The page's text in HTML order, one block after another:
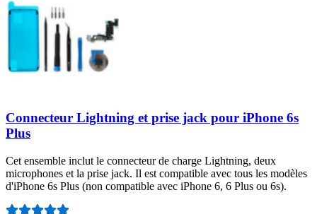
Connecteur Lightning et prise jack pour iPhone 6s
Plus
Cet ensemble inclut le connecteur de charge Lightning, deux
microphones et la prise jack. Il est compatible avec tous les modèles
d'iPhone 6s Plus (non compatible avec iPhone 6, 6 Plus ou 6s).